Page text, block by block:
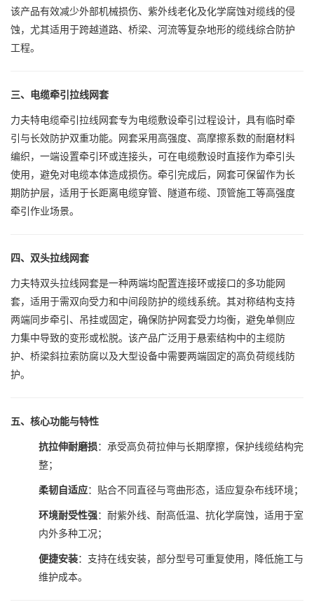
该产品有效减少外部机械损伤、紫外线老化及化学腐蚀对缆线的侵
蚀，尤其适用于跨越道路、桥梁、河流等复杂地形的缆线综合防护
工程。
三、电缆牵引拉线网套
力夫特电缆牵引拉线网套专为电缆敷设牵引过程设计，具有临时牵
引与长效防护双重功能。网套采用高强度、高摩擦系数的耐磨材料
编织，一端设置牵引环或连接头，可在电缆敷设时直接作为牵引头
使用，避免对电缆本体造成损伤。牵引完成后，网套可保留作为长
期防护层，适用于长距离电缆穿管、隧道布缆、顶管施工等高强度
牵引作业场景。
四、双头拉线网套
力夫特双头拉线网套是一种两端均配置连接环或接口的多功能网
套，适用于需双向受力和中间段防护的缆线系统。其对称结构支持
两端同步牵引、吊挂或固定，确保防护网套受力均衡，避免单侧应
力集中导致的变形或松脱。该产品广泛用于悬索结构中的主缆防
护、桥梁斜拉索防腐以及大型设备中需要两端固定的高负荷缆线防
护。
五、核心功能与特性
抗拉伸耐磨损：承受高负荷拉伸与长期摩擦，保护线缆结构完
整；
柔韧自适应：贴合不同直径与弯曲形态，适应复杂布线环境；
环境耐受性强：耐紫外线、耐高低温、抗化学腐蚀，适用于室
内外多种工况；
便捷安装：支持在线安装，部分型号可重复使用，降低施工与
维护成本。